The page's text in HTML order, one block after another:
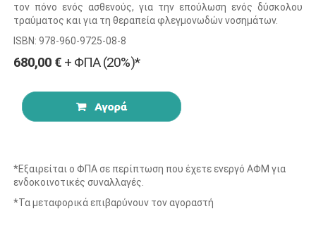
τον πόνο ενός ασθενούς, για την επούλωση ενός δύσκολου
τραύματος και για τη θεραπεία φλεγμονωδών νοσημάτων.
ISBN: 978-960-9725-08-8
680,00 €+ ΦΠΑ (20%)*
*Εξαιρείται ο ΦΠΑ σε περίπτωση που έχετε ενεργό ΑΦΜ για
ενδοκοινοτικές συναλλαγές.
*Τα μεταφορικά επιβαρύνουν τον αγοραστή